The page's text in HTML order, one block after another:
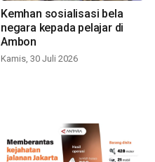
Kemhan sosialisasi bela
negara kepada pelajar di
Ambon
Kamis, 30 Juli 2026